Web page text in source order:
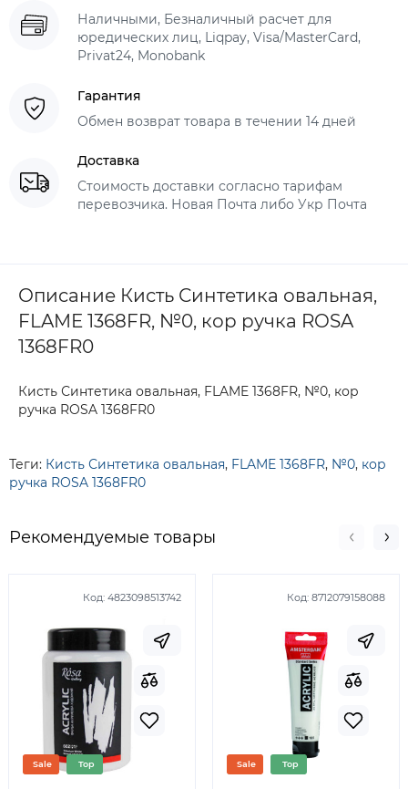
Наличными, Безналичный расчет для
юредических лиц, Liqpay, Visa/MasterCard,
Privat24, Monobank
Гарантия
Обмен возврат товара в течении 14 дней
Доставка
Стоимость доставки согласно тарифам
перевозчика. Новая Почта либо Укр Почта
Описание Кисть Синтетика овальная,
FLAME 1368FR, №0, кор ручка ROSA
1368FR0
Кисть Синтетика овальная, FLAME 1368FR, №0, кор
ручка ROSA 1368FR0
Теги: Кисть Синтетика овальная, FLAME 1368FR, №0, кор
ручка ROSA 1368FR0
Рекомендуемые товары
Код: 4823098513742
Sale Top
Код: 8712079158088
Sale Top